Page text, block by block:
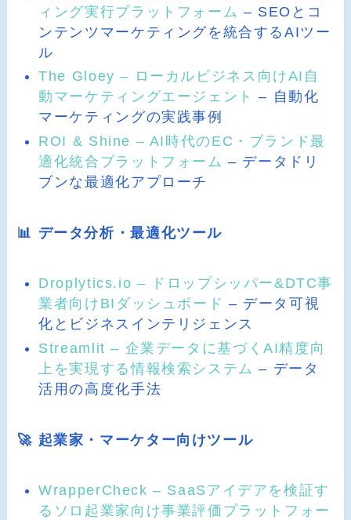
ィング実行プラットフォーム – SEOとコ
ンテンツマーケティングを統合するAIツー
ル
The Gloey – ローカルビジネス向けAI自
動マーケティングエージェント – 自動化
マーケティングの実践事例
ROI & Shine – AI時代のEC・ブランド最
適化統合プラットフォーム – データドリ
ブンな最適化アプローチ
📊 データ分析・最適化ツール
Droplytics.io – ドロップシッパー&DTC事
業者向けBIダッシュボード – データ可視
化とビジネスインテリジェンス
Streamlit – 企業データに基づくAI精度向
上を実現する情報検索システム – データ
活用の高度化手法
🚀 起業家・マーケター向けツール
WrapperCheck – SaaSアイデアを検証す
るソロ起業家向け事業評価プラットフォー